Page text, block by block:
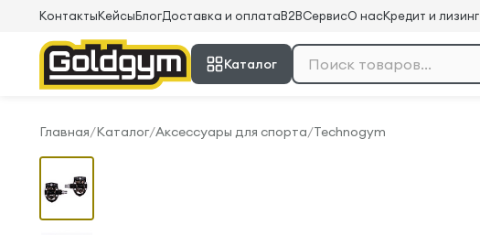
КонтактыКейсыБлогДоставка и оплатаB2BСервисО насКредит и лизинг
Каталог
Главная/Каталог/Аксессуары для спорта/Technogym